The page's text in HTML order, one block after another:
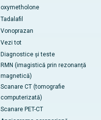
oxymetholone
Tadalafil
Vonoprazan
Vezi tot
Diagnostice și teste
RMN (imagistică prin rezonanță
magnetică)
Scanare CT (tomografie
computerizată)
Scanare PET-CT